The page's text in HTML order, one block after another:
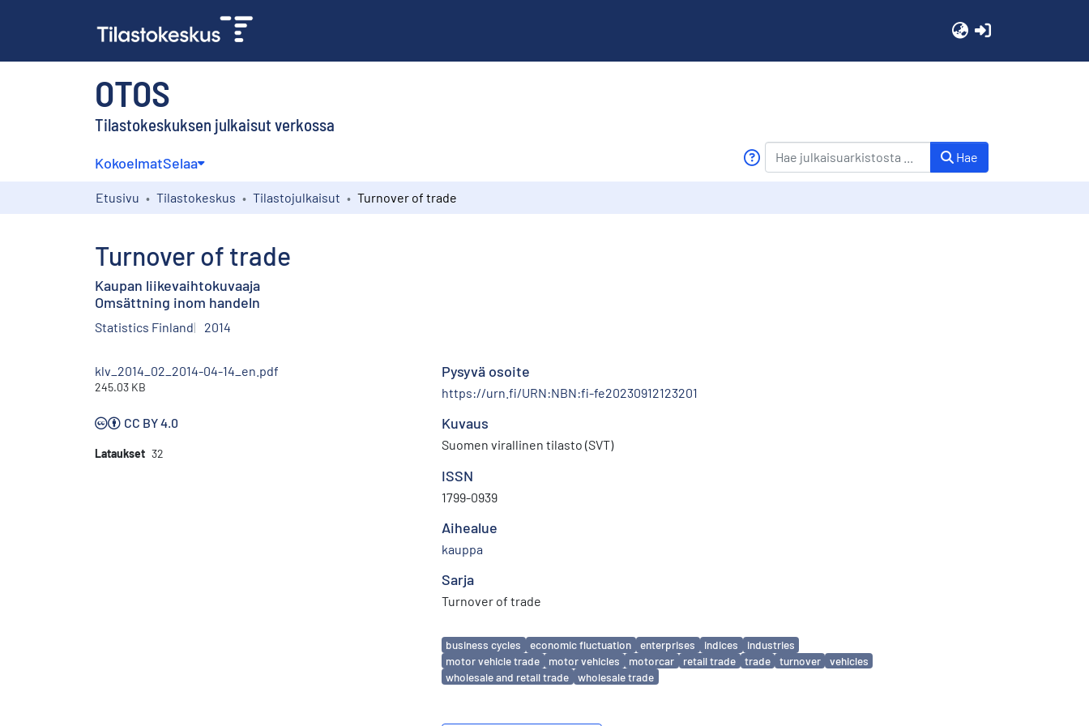
OTOS
Tilastokeskuksen julkaisut verkossa
KokoelmatSelaa Hae
Etusivu Tilastokeskus Tilastojulkaisut Turnover of trade
Turnover of trade
Kaupan liikevaihtokuvaaja
Omsättning inom handeln
Statistics Finland 2014
klv_2014_02_2014-04-14_en.pdf
245.03 KB
CC BY 4.0
Lataukset 32
Pysyvä osoite
https://urn.fi/URN:NBN:fi-fe20230912123201
Kuvaus
Suomen virallinen tilasto (SVT)
ISSN
1799-0939
Aihealue
kauppa
Sarja
Turnover of trade
Avainsanat
business cycles economic fluctuation enterprises indices
industries
motor vehicle trade
motor vehicles motorcar retail trade trade turnover
vehicles
wholesale and retail trade
wholesale trade